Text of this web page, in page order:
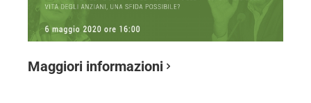
Maggiori informazioni